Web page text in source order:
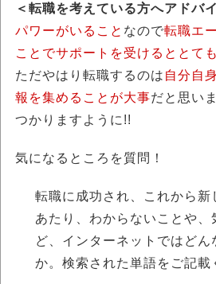
＜転職を考えている方へアドバ
パワーがいること なので転職エ
ことでサポートを受けるととて
ただやはり転職するのは 自分自
報を集めることが大事だと思い
つかりますように!!
気になるところを質問！
転職に成功され、これから新
あたり、わからないことや、
ど、インターネットではどん
か。検索された単語をご記載